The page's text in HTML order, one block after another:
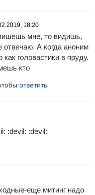
18:20
мне, то видишь,
отвечаю. А когда аноним
как головастики в пруду.
кто
ответить
:devil: :devil:
еще митинг надо